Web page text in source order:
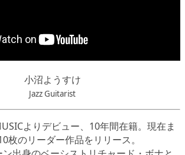
小沼ようすけ
Jazz Guitarist
よりデビュー、10年間在籍。現在ま
枚のリーダー作品をリリース。